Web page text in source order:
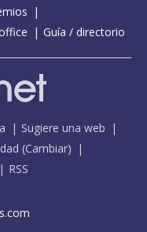
Guía / directorio
Sugiere una web
(Cambiar)
RSS